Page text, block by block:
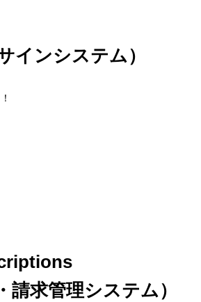
インシステム）
請求管理システム）